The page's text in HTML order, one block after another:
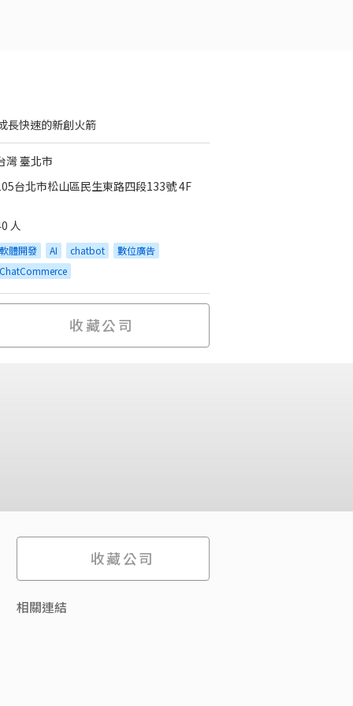
長快速的新創火箭
灣 臺北市
台北市松山區民生東路四段133號 4F
人
軟體開發 AI chatbot
數位廣告
ChatCommerce
收藏公司
收藏公司
相關連結